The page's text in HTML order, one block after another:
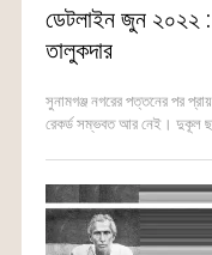
ডেটলাইন জুন ২০২২
তালুকদার
সুনামগঞ্জ নগরের পত্তনের পর
রেকর্ড সম্ভবত আর নেই। দুকূল